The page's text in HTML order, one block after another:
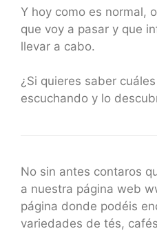
Y hoy como es normal,
que voy a pasar y que
llevar a cabo.
¿Si quieres saber
escuchando y lo
No sin antes contaros
a nuestra página web
página donde podéis
variedades de tés,